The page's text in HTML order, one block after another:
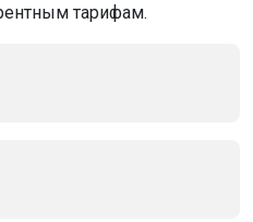
тарифам.